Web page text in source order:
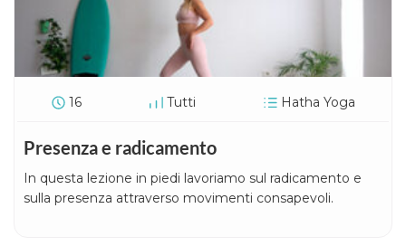
16 Tutti Hatha Yoga
Presenza e radicamento
In questa lezione in piedi lavoriamo sul radicamento e
sulla presenza attraverso movimenti consapevoli.